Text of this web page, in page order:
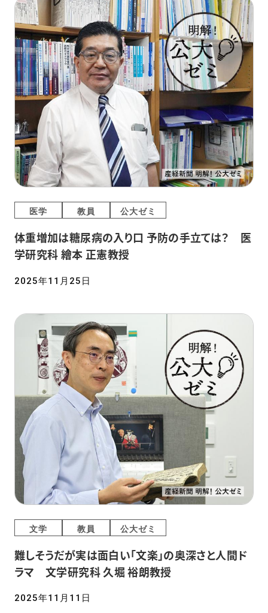
2025年11月25日
医学 教員 公大ゼミ
体重増加は糖尿病の入り口 予防の手立ては？ 医
学研究科 繪本 正憲教授
2025年11月11日
文学 教員 公大ゼミ
難しそうだが実は面白い「文楽」の奥深さと人間ド
ラマ 文学研究科 久堀 裕朗教授